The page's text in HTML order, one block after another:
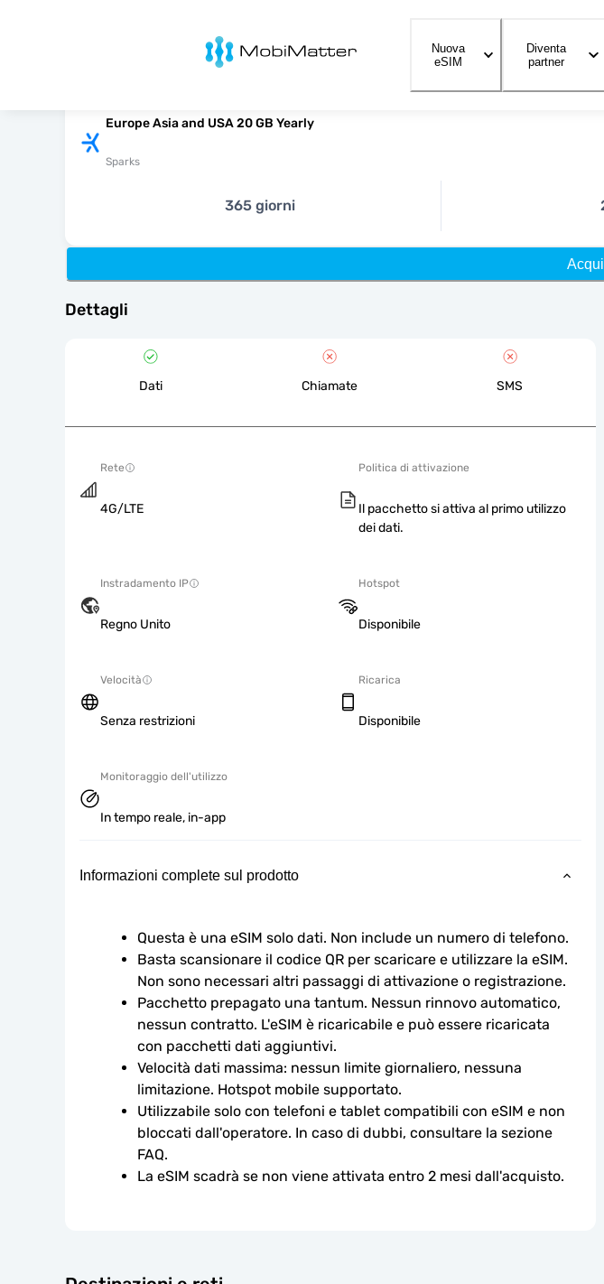
MobiMatter
Nuova
eSIM
Diventa
partner
Europe Asia and USA 20 GB Yearly
Sparks
365 giorni
Dettagli
Dati Chiamate SMS
Rete
4G/LTE
Politica di attivazione
Il pacchetto si attiva al primo utilizzo
dei dati.
Instradamento IP
Regno Unito
Hotspot
Disponibile
Velocità
Senza restrizioni
Ricarica
Disponibile
Monitoraggio dell'utilizzo
In tempo reale, in-app
Informazioni complete sul prodotto
Questa è una eSIM solo dati. Non include un numero di telefono.
Basta scansionare il codice QR per scaricare e utilizzare la eSIM.
Non sono necessari altri passaggi di attivazione o registrazione.
Pacchetto prepagato una tantum. Nessun rinnovo automatico,
nessun contratto. L'eSIM è ricaricabile e può essere ricaricata
con pacchetti dati aggiuntivi.
Velocità dati massima: nessun limite giornaliero, nessuna
limitazione. Hotspot mobile supportato.
Utilizzabile solo con telefoni e tablet compatibili con eSIM e non
bloccati dall'operatore. In caso di dubbi, consultare la sezione
FAQ.
La eSIM scadrà se non viene attivata entro 2 mesi dall'acquisto.